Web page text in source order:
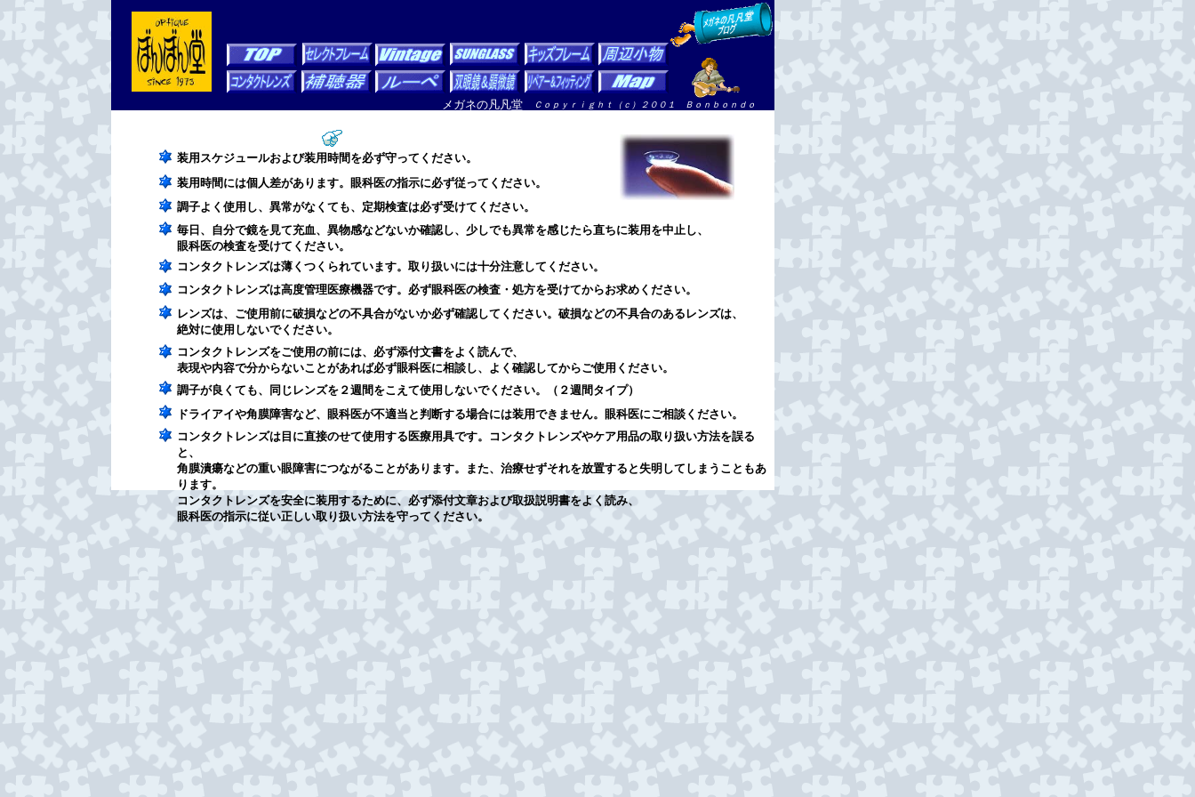
コンタクトレンズをご使用の前には、必ず添付文書をよく読んで、
表現や内容で分からないことがあれば必ず眼科医に相談し、よく確認してからご使用ください。
装用スケジュールおよび装用時間を必ず守ってください。
コンタクトレンズは薄くつくられています。取り扱いには十分注意してください。
毎日、自分で鏡を見て充血、異物感などないか確認し、少しでも異常を感じたら直ちに装用を中止し、
眼科医の検査を受けてください。
Ｃｏｐｙｒｉｇｈｔ（ｃ）２００１ Ｂｏｎｂｏｎｄｏ
調子よく使用し、異常がなくても、定期検査は必ず受けてください。
レンズは、ご使用前に破損などの不具合がないか必ず確認してください。破損などの不具合のあるレンズは、
絶対に使用しないでください。
ドライアイや角膜障害など、眼科医が不適当と判断する場合には装用できません。眼科医にご相談ください。
装用時間には個人差があります。眼科医の指示に必ず従ってください。
コンタクトレンズは高度管理医療機器です。必ず眼科医の検査・処方を受けてからお求めください。
調子が良くても、同じレンズを２週間をこえて使用しないでください。（２週間タイプ）
コンタクトレンズは目に直接のせて使用する医療用具です。コンタクトレンズやケア用品の取り扱い方法を誤る
と、
角膜潰瘍などの重い眼障害につながることがあります。また、治療せずそれを放置すると失明してしまうこともあ
ります。
コンタクトレンズを安全に装用するために、必ず添付文章および取扱説明書をよく読み、
眼科医の指示に従い正しい取り扱い方法を守ってください。
メガネの凡凡堂